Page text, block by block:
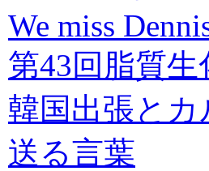
We miss
第43回脂質
韓国出張と
送る言葉